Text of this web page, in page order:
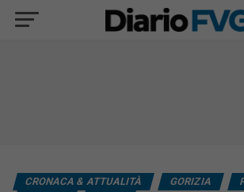
CRONACA & ATTUALITÀ GORIZIA